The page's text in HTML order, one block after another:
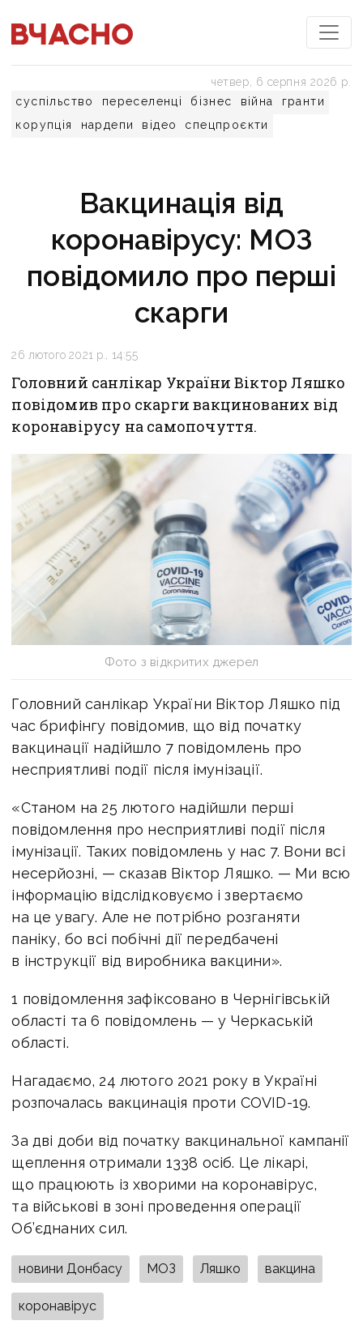
суспільство переселенці бізнес війна
гранти
корупція
нардепи відео спецпроєкти
четвер, 6 серпня 2026 р.
Вакцинація від
коронавірусу: МОЗ
повідомило про перші
скарги
26 лютого 2021 р., 14:55
Головний санлікар України Віктор Ляшко
повідомив про скарги вакцинованих від
коронавірусу на самопочуття.
Фото з відкритих джерел
Головний санлікар України Віктор Ляшко під
час брифінгу повідомив, що від початку
вакцинації надійшло 7 повідомлень про
несприятливі події після імунізації.
«Станом на 25 лютого надійшли перші
повідомлення про несприятливі події після
імунізації. Таких повідомлень у нас 7. Вони всі
несерйозні, — сказав Віктор Ляшко. — Ми всю
інформацію відслідковуємо і звертаємо
на це увагу. Але не потрібно розганяти
паніку, бо всі побічні дії передбачені
в інструкції від виробника вакцини».
1 повідомлення зафіксовано в Чернігівській
області та 6 повідомлень — у Черкаській
області.
Нагадаємо, 24 лютого 2021 року в Україні
розпочалась вакцинація проти COVID-19.
За дві доби від початку вакцинальної кампанії
щеплення отримали 1338 осіб. Це лікарі,
що працюють із хворими на коронавірус,
та військові в зоні проведення операції
Об’єднаних сил.
новини Донбасу МОЗ Ляшко вакцина
коронавірус